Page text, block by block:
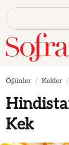
Öğünler Kekler
Kek